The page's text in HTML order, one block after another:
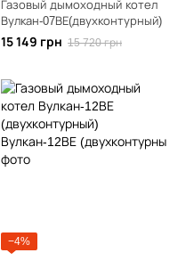
Газовый дымоходный котел
Вулкан-07ВЕ(двухконтурный)
15 149 грн 15 720 грн
−4%